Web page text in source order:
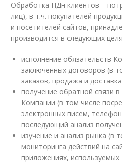
Обработка ПДн клиентов –
лиц), в т.ч. покупателей
и посетителей сайтов,
производится в следующих
исполнение обязательств
заключенных договоров (в
заказов, продажа и
получение обратной связи
Компании (в том числе
электронных писем,
последующий анализ
изучение и анализ рынка (в
мониторинга действий на
приложениях, используемых